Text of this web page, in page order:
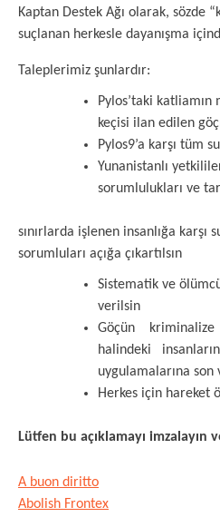
Kaptan Destek Ağı olarak, sözde
suçlanan herkesle dayanışma
Taleplerimiz şunlardır:
Pylos’taki
keçisi ilan edilen
Pylos9’a karşı tüm
Yunanistanlı
sorumlulukları ve
sınırlarda işlenen insanlığa karşı
sorumluları açığa çıkartılsın
Sistematik ve
verilsin
Göçün
halindeki
uygulamalarına son
Herkes için hareket
Lütfen bu açıklamayı imzalayın
A buon diritto
Abolish Frontex